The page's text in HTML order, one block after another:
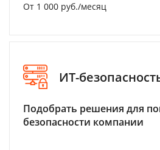
От 1 000 руб./месяц
ИТ-
Подобрать решения для
безопасности компании